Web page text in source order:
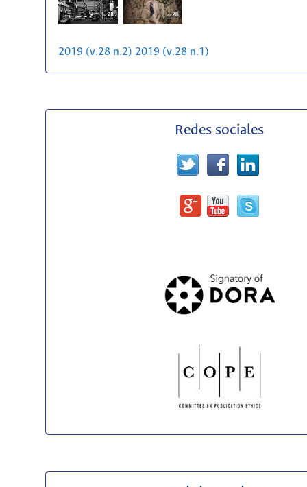
2019 (v.28 n.2) 2019 (v.28 n.1)
Redes sociales